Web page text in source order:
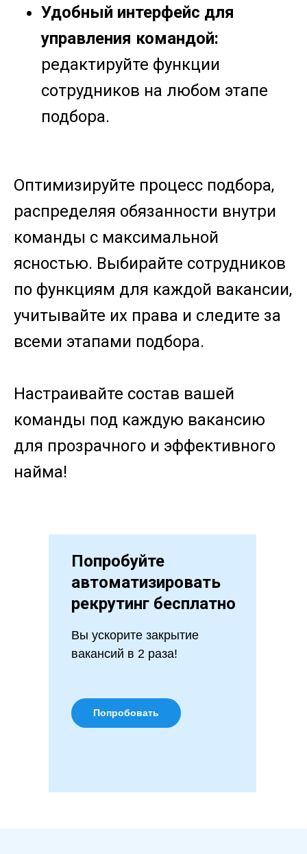
Удобный интерфейс для
управления командой:
редактируйте функции
сотрудников на любом этапе
подбора.
Оптимизируйте процесс подбора,
распределяя обязанности внутри
команды с максимальной
ясностью. Выбирайте сотрудников
по функциям для каждой вакансии,
учитывайте их права и следите за
всеми этапами подбора.
Настраивайте состав вашей
команды под каждую вакансию
для прозрачного и эффективного
найма!
Попробуйте
автоматизировать
рекрутинг бесплатно
Вы ускорите закрытие
вакансий в 2 раза!
Попробовать